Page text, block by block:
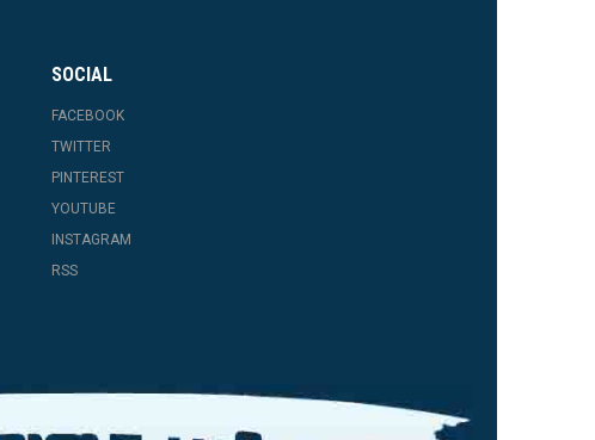
SOCIAL
FACEBOOK
TWITTER
PINTEREST
YOUTUBE
INSTAGRAM
RSS